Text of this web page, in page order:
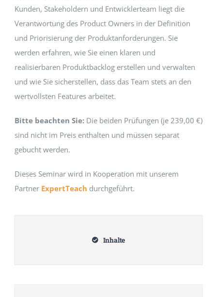
Kunden, Stakeholdern und Entwicklerteam liegt die
Verantwortung des Product Owners in der Definition
und Priorisierung der Produktanforderungen. Sie
werden erfahren, wie Sie einen klaren und
realisierbaren Produktbacklog erstellen und verwalten
und wie Sie sicherstellen, dass das Team stets an den
wertvollsten Features arbeitet.
Bitte beachten Sie:Die beiden Prüfungen (je 239,00 €)
sind nicht im Preis enthalten und müssen separat
gebucht werden.
Dieses Seminar wird in Kooperation mit unserem
Partner ExpertTeach durchgeführt.
Inhalte